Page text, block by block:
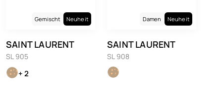
Gemischt Neuheit
SAINT LAURENT
SL 905
+ 2
Damen Neuheit
SAINT LAURENT
SL 908